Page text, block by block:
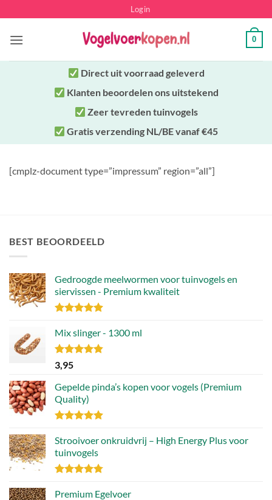
naar
inhoud
Login
0
Direct uitvoorraad geleverd
Klanten beoordelen ons uitstekend
Zeer tevreden tuinvogels
Gratis verzending NL/BE vanaf €45
[cmplz-document type=”impressum” region=”all”]
BEST BEOORDEELD
Gedroogde meelwormen voor tuinvogels en
siervissen - Premium kwaliteit
4.88uit 5
Mix slinger - 1300 ml
Gewaardeerd
4.79
3,95
Gepelde pinda’s kopen voor vogels (Premium
Quality)
4.89uit 5
Strooivoer onkruidvrij – High Energy Plus voor
tuinvogels
4.77uit 5
Premium Egelvoer